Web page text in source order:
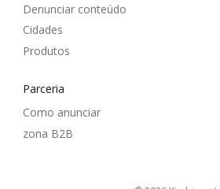
Denunciar conteúdo
Cidades
Produtos
Parceria
Como anunciar
zona B2B